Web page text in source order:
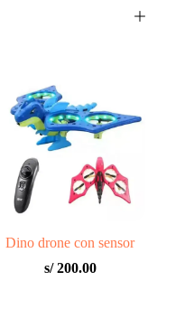
Dino drone con sensor
s/200.00